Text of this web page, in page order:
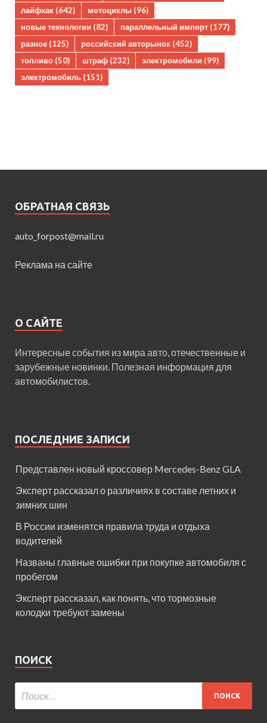
лайфхак (642) мотоциклы (96)
новые технологии (82) параллельный импорт (177)
разное (125) российский авторынок (452)
топливо (50) штраф (232) электромобили (99)
электромобиль (151)
ОБРАТНАЯ СВЯЗЬ
auto_forpost@mail.ru
Реклама на сайте
О САЙТЕ
Интересные события из мира авто, отечественные и
зарубежные новинки. Полезная информация для
автомобилистов.
ПОСЛЕДНИЕ ЗАПИСИ
Представлен новый кроссовер Mercedes-Benz GLA
Эксперт рассказал о различиях в составе летних и
зимних шин
В России изменятся правила труда и отдыха
водителей
Названы главные ошибки при покупке автомобиля с
пробегом
Эксперт рассказал, как понять, что тормозные
колодки требуют замены
ПОИСК